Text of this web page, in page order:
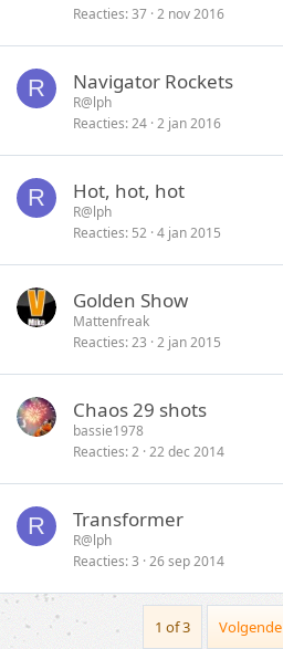
Reacties 37 2 nov 2016
R Navigator Rockets
R@lph
Reacties 24 2 jan 2016
R Hot, hot, hot
R@lph
Reacties 52 4 jan 2015
Golden Show
Mattenfreak
Reacties 23 2 jan 2015
Chaos 29 shots
bassie1978
Reacties 2 22 dec 2014
R Transformer
R@lph
Reacties 3 26 sep 2014
1 of 3 Volgende